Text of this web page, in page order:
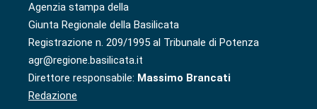
Agenzia stampa della
Giunta Regionale della Basilicata
Registrazione n. 209/1995 al Tribunale di Potenza
agr@regione.basilicata.it
Direttore responsabile: Massimo Brancati
Redazione